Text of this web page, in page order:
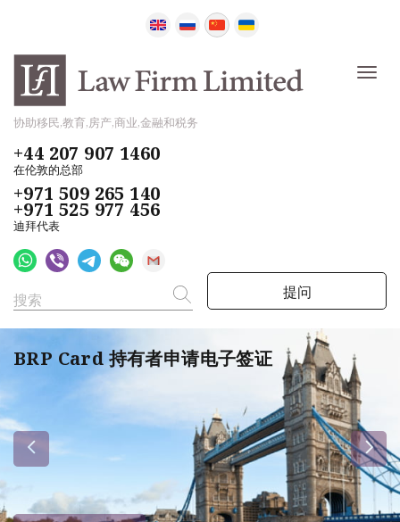
协助移民,教育,房产,商业,金融和税务
+44 207 907 1460
在伦敦的总部
+971 509 265 140
+971 525 977 456
迪拜代表
提问
BRP Card 持有者申请电子签证